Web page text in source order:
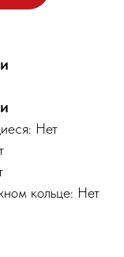
Нет
кольце: Нет